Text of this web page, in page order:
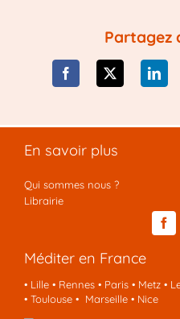
Partagez
En savoir plus
Qui sommes nous ?
Librairie
Méditer en France
• Lille• Rennes• Paris• Metz•
• Toulouse• Marseille• Nice